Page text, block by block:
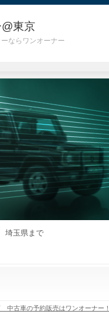
東京
ならワンオーナー
埼玉県まで
古車の予約販売はワンオーナー